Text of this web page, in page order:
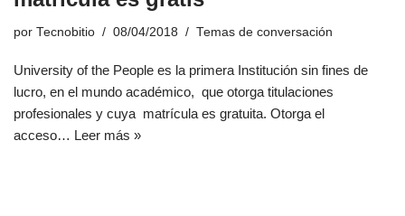
por Tecnobitio 08/04/2018 Temas de conversación
University of the People es la primera Institución sin fines de
lucro, en el mundo académico, que otorga titulaciones
profesionales y cuya matrícula es gratuita. Otorga el
acceso… Leer más »